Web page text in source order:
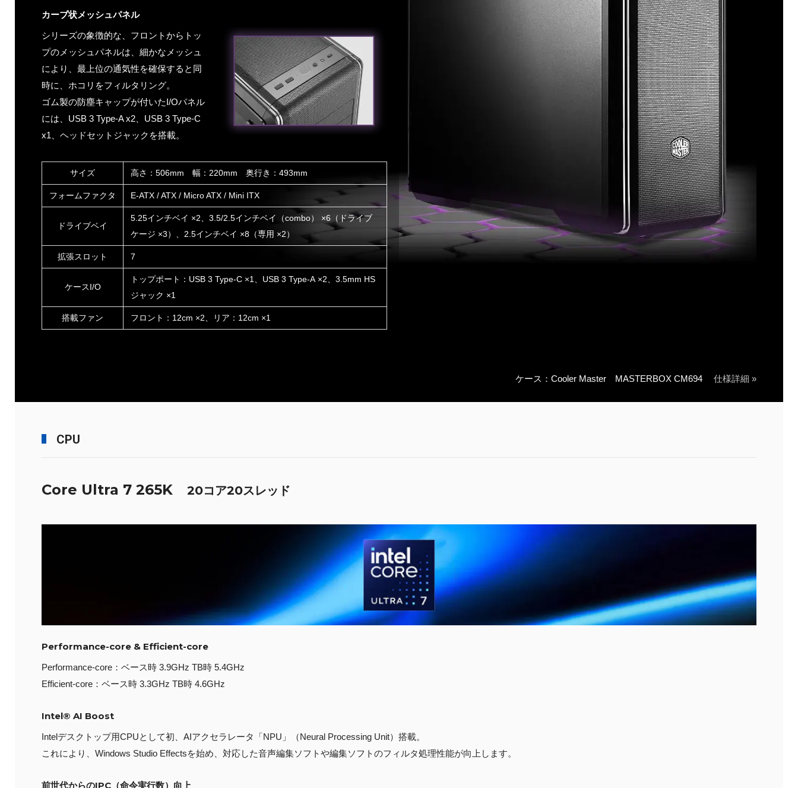
カーブ状メッシュパネル
シリーズの象徴的な、フロントからトッ
プのメッシュパネルは、細かなメッシュ
により、最上位の通気性を確保すると同
時に、ホコリをフィルタリング。
ゴム製の防塵キャップが付いたI/Oパネル
には、USB 3 Type-A x2、USB 3 Type-C
x1、ヘッドセットジャックを搭載。
サイズ 高さ：506mm 幅：220mm 奥行き：493mm
フォームファクタ E-ATX / ATX / Micro ATX / Mini ITX
ドライブベイ
5.25インチベイ ×2、3.5/2.5インチベイ（combo） ×6（ドライブ
ケージ ×3）、2.5インチベイ ×8（専用 ×2）
拡張スロット 7
ケースI/O
トップポート：USB 3 Type-C ×1、USB 3 Type-A ×2、3.5mm HS
ジャック ×1
搭載ファン フロント：12cm ×2、リア：12cm ×1
ケース：Cooler Master MASTERBOX CM694 仕様詳細 »
CPU
Core Ultra 7 265K 20コア20スレッド
Performance-core & Efficient-core
Performance-core：ベース時 3.9GHz TB時 5.4GHz
Efficient-core：ベース時 3.3GHz TB時 4.6GHz
Intel® AI Boost
Intelデスクトップ用CPUとして初、AIアクセラレータ「NPU」（Neural Processing Unit）搭載。
これにより、Windows Studio Effectsを始め、対応した音声編集ソフトや編集ソフトのフィルタ処理性能が向上します。
前世代からのIPC（命令実行数）向上